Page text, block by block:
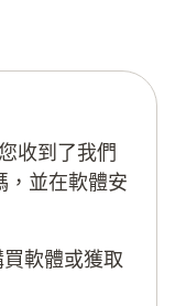
收到了我們
，並在軟體安
軟體或獲取